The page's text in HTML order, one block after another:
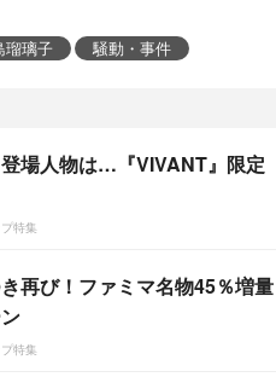
瑠璃子 騒動・事件
場人物は…『VIVANT』限定
特集
再び！ファミマ名物45％増量
特集